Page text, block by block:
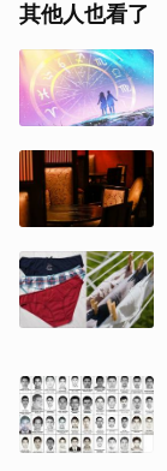
其他人也看了